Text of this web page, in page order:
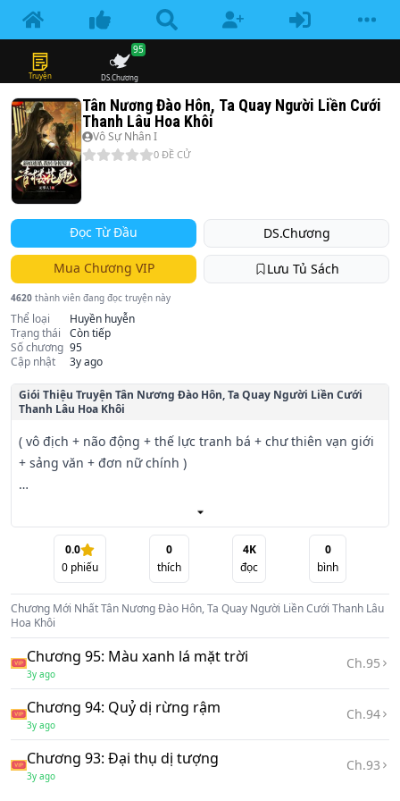
Truyện DS.Chương
95
Tân Nương Đào Hôn, Ta Quay Người Liền Cưới
Thanh Lâu Hoa Khôi
Vô Sự Nhân I
0 ĐỀ CỬ
Đọc Từ Đầu DS.Chương
Mua Chương VIP Lưu Tủ Sách
4620 thành viên đang đọc truyện này
Thể loại
Huyền huyễn
Trạng thái
Còn tiếp
Số chương 95
Cập nhật
3y ago
Giói Thiệu Truyện Tân Nương Đào Hôn, Ta Quay Người Liền Cưới
Thanh Lâu Hoa Khôi
( vô địch + não động + thế lực tranh bá + chư thiên vạn giới
+ sảng văn + đơn nữ chính )
tình huống, sẽ vì nghiên cứu hệ thống lược cẩu mấy
chương, đằng sau sướng rên!
Đại hôn ngày đó, tân nương đào hôn!
Triệu Diễm nhận nhục nhã sau thức tỉnh thức tỉnh vận
mệnh lựa chọn hệ thống!
( đối mặt Hoàn Nhan phu nhân nhục nhã, ngài có thể tiến
hành như sau lựa chọn: )
( cẩu nói : Nén giận, dẹp đường hồi phủ. Ban thưởng: Một
ngàn năm Chân Vũ giới tu vi )
0.0
0 phiếu
0
thích
4K
đọc
0
bình
Chương Mới NhấtTân Nương Đào Hôn, Ta Quay Người Liền Cưới Thanh Lâu
Hoa Khôi
Chương 95: Màu xanh lá mặt trời
3y ago
Ch.95
Chương 94: Quỷ dị rừng rậm
3y ago
Ch.94
Chương 93: Đại thụ dị tượng
3y ago
Ch.93